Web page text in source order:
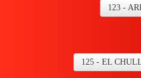
123 -
125 - EL